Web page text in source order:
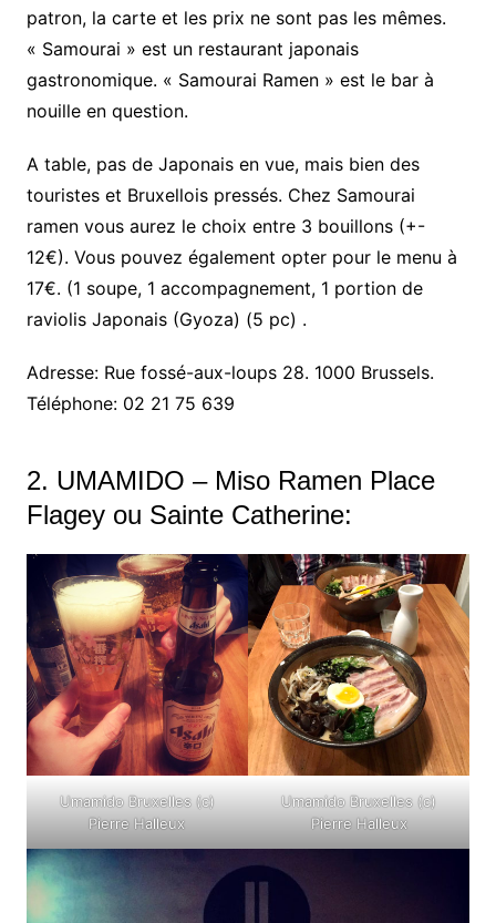
patron, la carte et les prix ne sont pas les mêmes.
« Samourai » est un restaurant japonais
gastronomique. « Samourai Ramen » est le bar à
nouille en question.
A table, pas de Japonais en vue, mais bien des
touristes et Bruxellois pressés. Chez Samourai
ramen vous aurez le choix entre 3 bouillons (+-
12€). Vous pouvez également opter pour le menu à
17€. (1 soupe, 1 accompagnement, 1 portion de
raviolis Japonais (Gyoza) (5 pc) .
Adresse: Rue fossé-aux-loups 28. 1000 Brussels.
Téléphone: 02 21 75 639
2. UMAMIDO – Miso Ramen Place
Flagey ou Sainte Catherine:
Umamido Bruxelles (c)
Pierre Halleux
Umamido Bruxelles (c)
Pierre Halleux